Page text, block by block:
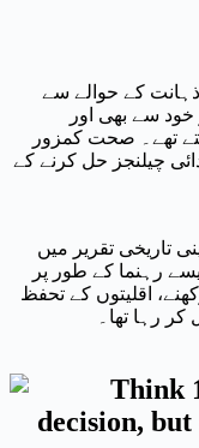
کے حوالے سے
خود سے بھی اور
تھے۔ صحت کمزور
چیلنجز حل کرنے کے
اپنی تاریخی تقریر میں
رہنما کے طور پر
اقلیتوں کے تحفظ
رہا تھا۔